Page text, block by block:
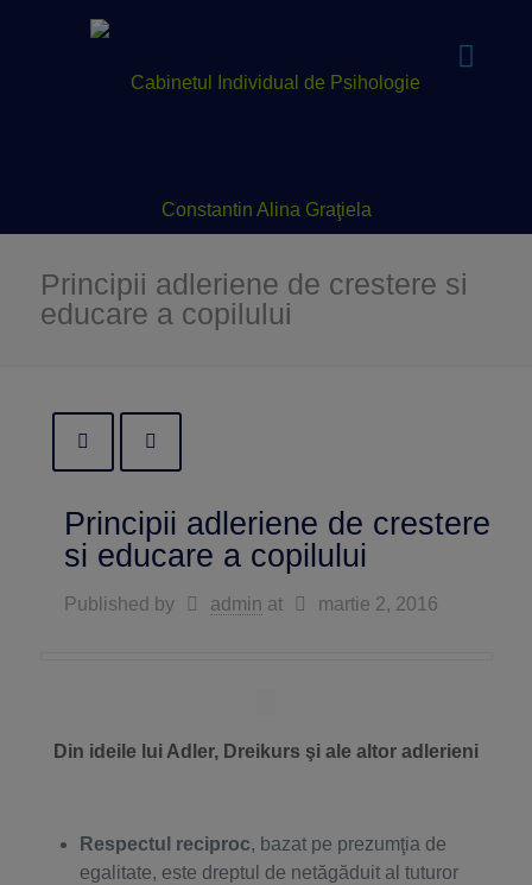
Principii adleriene de crestere si
educare a copilului
Principii adleriene de crestere
si educare a copilului
Published by admin at martie 2, 2016
Din ideile lui Adler, Dreikurs şi ale altor adlerieni
Respectul reciproc, bazat pe prezumţia de
egalitate, este dreptul de netăgăduit al tuturor